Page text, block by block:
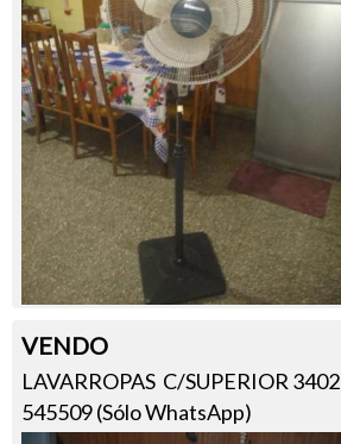
VENDO
LAVARROPAS C/SUPERIOR 3402
545509 (Sólo WhatsApp)